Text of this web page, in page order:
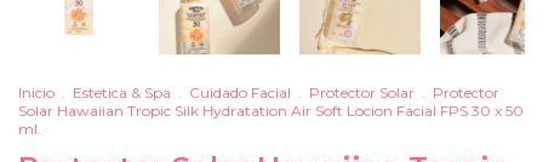
Inicio . Estetica & Spa . Cuidado Facial . Protector Solar . Protector
Solar Hawaiian Tropic Silk Hydratation Air Soft Locion Facial FPS 30 x 50
ml.